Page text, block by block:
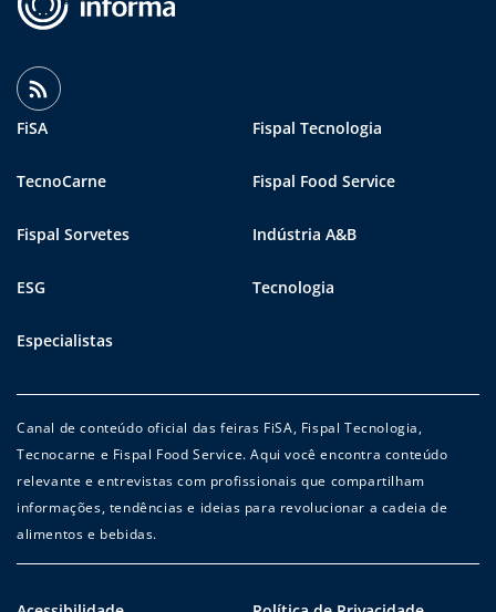
FiSA Fispal Tecnologia
TecnoCarne Fispal Food Service
Fispal Sorvetes Indústria A&B
ESG Tecnologia
Especialistas
Canal de conteúdo oficial das feiras FiSA, Fispal Tecnologia,
Tecnocarne e Fispal Food Service. Aqui você encontra conteúdo
relevante e entrevistas com profissionais que compartilham
informações, tendências e ideias para revolucionar a cadeia de
alimentos e bebidas.